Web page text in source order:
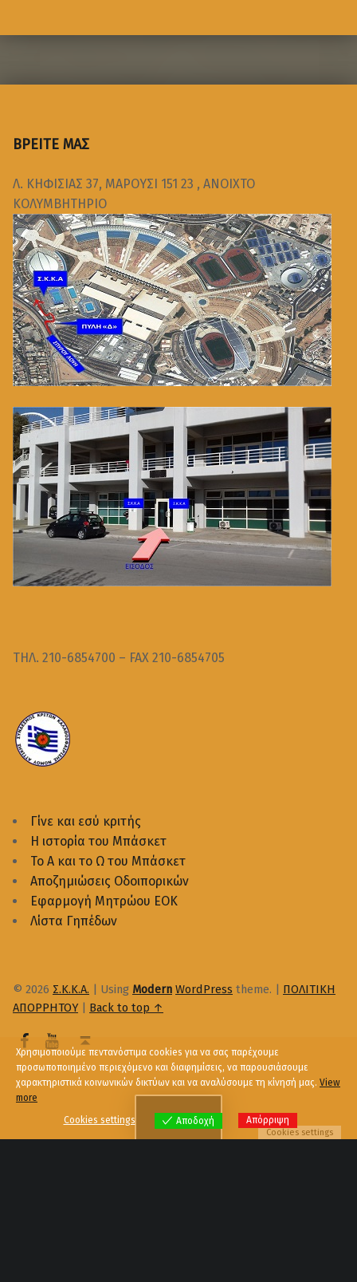
Menu
ΒΡΕΙΤΕ ΜΑΣ
Λ. ΚΗΦΙΣΙΑΣ 37, ΜΑΡΟΥΣΙ 151 23 , ΑΝΟΙΧΤΟ
ΚΟΛΥΜΒΗΤΗΡΙΟ
ΤΗΛ. 210-6854700 – FAX 210-6854705
Γίνε και εσύ κριτής
Η ιστορία του Μπάσκετ
Το Α και το Ω του Μπάσκετ
Αποζημιώσεις Οδοιπορικών
Εφαρμογή Μητρώου ΕΟΚ
Λίστα Γηπέδων
© 2026 Σ.Κ.Κ.Α. | Using Modern WordPress theme. | ΠΟΛΙΤΙΚΗ
ΑΠΟΡΡΗΤΟΥ | Back to top ↑
Χρησιμοποιούμε πεντανόστιμα cookies για να σας παρέχουμε
προσωποποιημένο περιεχόμενο και διαφημίσεις, να παρουσιάσουμε
χαρακτηριστικά κοινωνικών δικτύων και να αναλύσουμε τη κίνησή μας. View
more
Cookies settings
Αποδοχή Απόρριψη
Cookies settings